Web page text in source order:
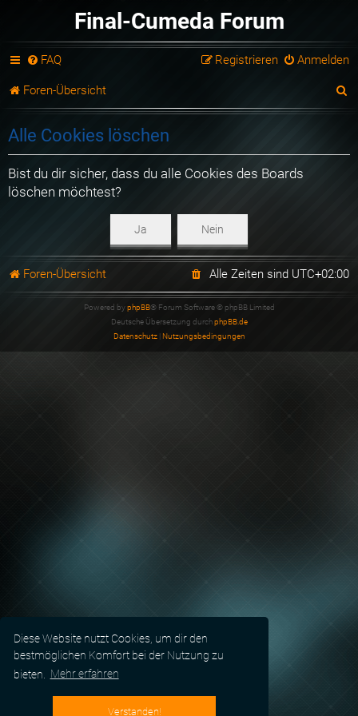
Diese Website nutzt Cookies, um dir den
bestmöglichen Komfort bei der Nutzung zu
bieten.
Mehr erfahren
Verstanden!
Final-Cumeda Forum
FAQ Anmelden
Registrieren
Foren-Übersicht
Alle Cookies löschen
Bist du dir sicher, dass du alle Cookies des Boards
löschen möchtest?
Foren-Übersicht Alle Zeiten sind UTC+02:00
Powered byphpBB® Forum Software © phpBB Limited
Deutsche Übersetzung durchphpBB.de
Datenschutz| Nutzungsbedingungen